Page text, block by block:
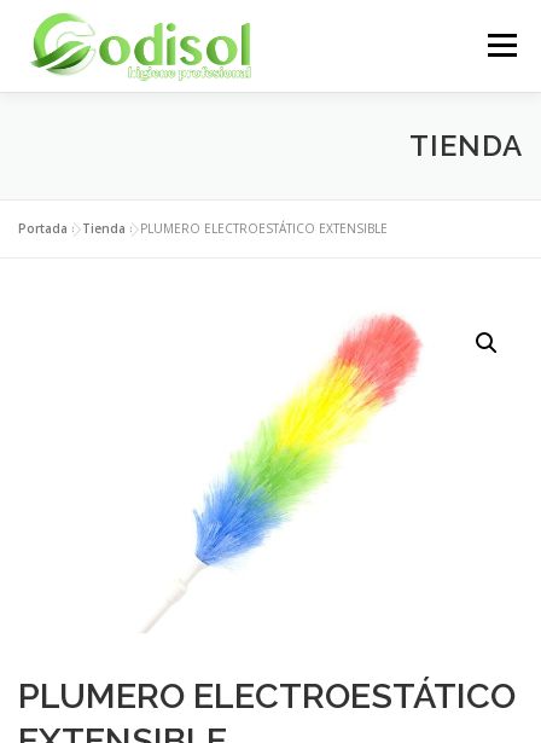
contenido
Menú
ÁREA CLIENTES CONTACTO
TIENDA
Portada »Tienda »PLUMERO ELECTROESTÁTICO EXTENSIBLE
PLUMERO ELECTROESTÁTICO